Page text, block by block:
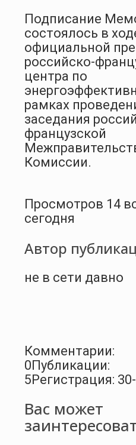
Подписание
состоялось в
официальной
российско-
центра по
рамках
заседания
французской
Комиссии.
Просмотров 14
сегодня
Автор
не в сети давно
Комментарии:
0 Публикации:
5 Регистрация:
Вас может